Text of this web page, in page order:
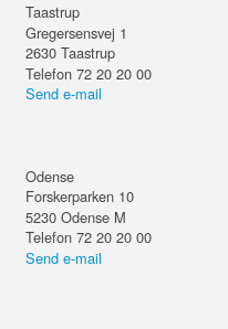
Taastrup
Gregersensvej 1
2630 Taastrup
Telefon 72 20 20 00
Send e-mail
Odense
Forskerparken 10
5230 Odense M
Telefon 72 20 20 00
Send e-mail